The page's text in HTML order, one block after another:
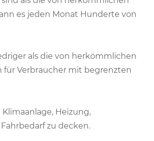
es jeden Monat Hunderte von
als die von herkömmlichen
für Verbraucher mit begrenzten
Heizung,
zu decken.